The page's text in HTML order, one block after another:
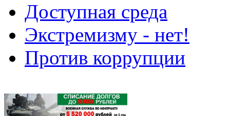
Доступная среда
Экстремизму - нет!
Против коррупции